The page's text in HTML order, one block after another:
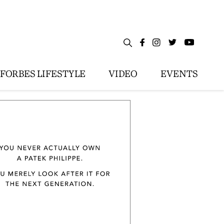
FORBES LIFESTYLE VIDEO EVENTS